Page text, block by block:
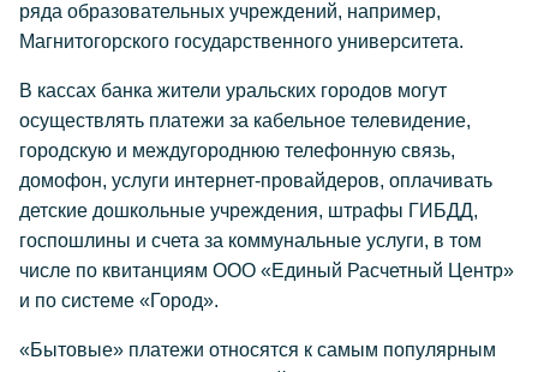
ряда образовательных учреждений, например,
Магнитогорского государственного университета.
В кассах банка жители уральских городов могут
осуществлять платежи за кабельное телевидение,
городскую и междугороднюю телефонную связь,
домофон, услуги интернет-провайдеров, оплачивать
детские дошкольные учреждения, штрафы ГИБДД,
госпошлины и счета за коммунальные услуги, в том
числе по квитанциям ООО «Единый Расчетный Центр»
и по системе «Город».
«Бытовые» платежи относятся к самым популярным